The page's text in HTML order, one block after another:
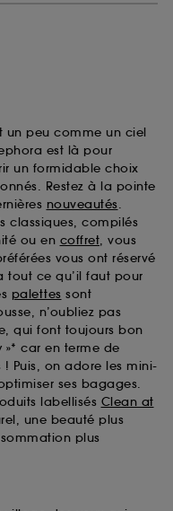
un peu comme un ciel
est là pour
un formidable choix
Restez à la pointe
nouveautés.
classiques, compilés
ou en coffret, vous
vous ont réservé
tout ce qu’il faut pour
palettes sont
n’oubliez pas
qui font toujours bon
»* car en terme de
Puis, on adore les mini-
ses bagages.
labellisés Clean at
une beauté plus
plus